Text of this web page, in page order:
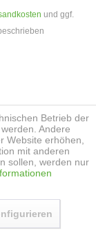
und ggf.
Betrieb der
Andere
Website erhöhen,
mit anderen
sollen, werden nur